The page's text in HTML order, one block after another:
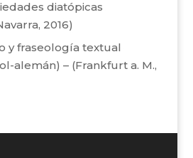
diatópicas
2016)
y fraseología textual
alemán) – (Frankfurt a. M.,